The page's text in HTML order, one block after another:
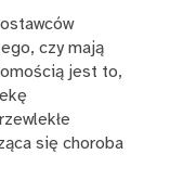
czy mają
jest to,
się choroba